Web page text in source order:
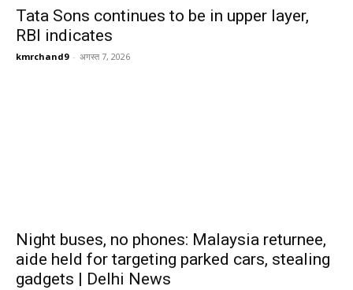
Tata Sons continues to be in upper layer,
RBI indicates
kmrchand9 - अगस्त 7, 2026
Night buses, no phones: Malaysia returnee,
aide held for targeting parked cars, stealing
gadgets | Delhi News